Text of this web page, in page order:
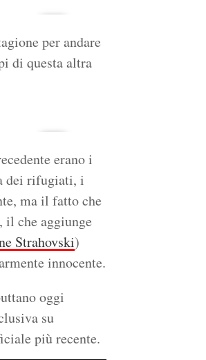
per andare
di questa altra
erano i
dei rifugiati, i
ma il fatto che
che aggiunge
Strahovski)
innocente.
oggi
su
più recente.